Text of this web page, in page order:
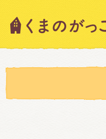
キャラク
スタッフ